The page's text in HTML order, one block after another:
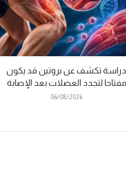
دراسة تكشف عن بروتين قد يكون
مفتاحا لتجدد العضلات بعد الإصابة
06/08/2026